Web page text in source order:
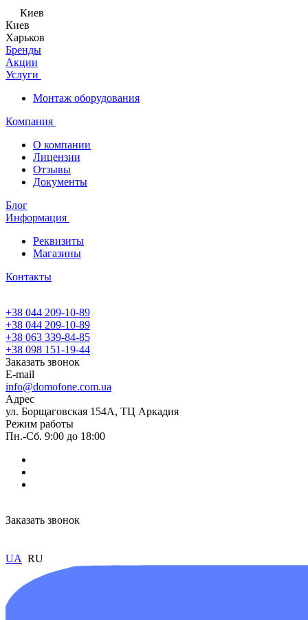
Киев
Киев
Харьков
Бренды
Акции
Услуги
Монтаж оборудования
Компания
О компании
Лицензии
Отзывы
Документы
Блог
Информация
Реквизиты
Магазины
Контакты
+38 044 209-10-89
+38 044 209-10-89
+38 063 339-84-85
+38 098 151-19-44
Заказать звонок
E-mail
info@domofone.com.ua
Адрес
ул. Борщаговская 154А, ТЦ Аркадия
Режим работы
Пн.-Сб. 9:00 до 18:00
Заказать звонок
UA RU